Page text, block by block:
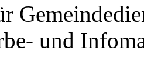
und